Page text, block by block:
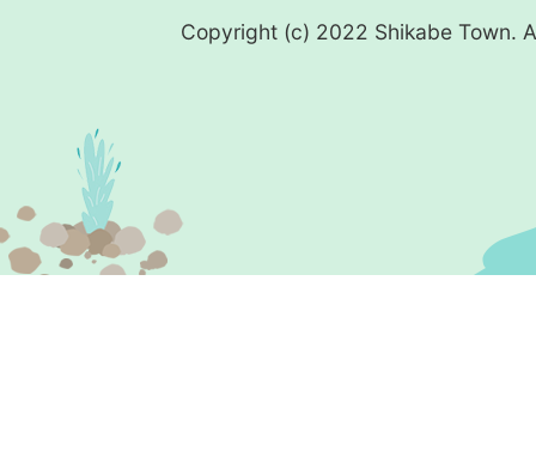
Copyright (c) 2022 Shikabe Town.